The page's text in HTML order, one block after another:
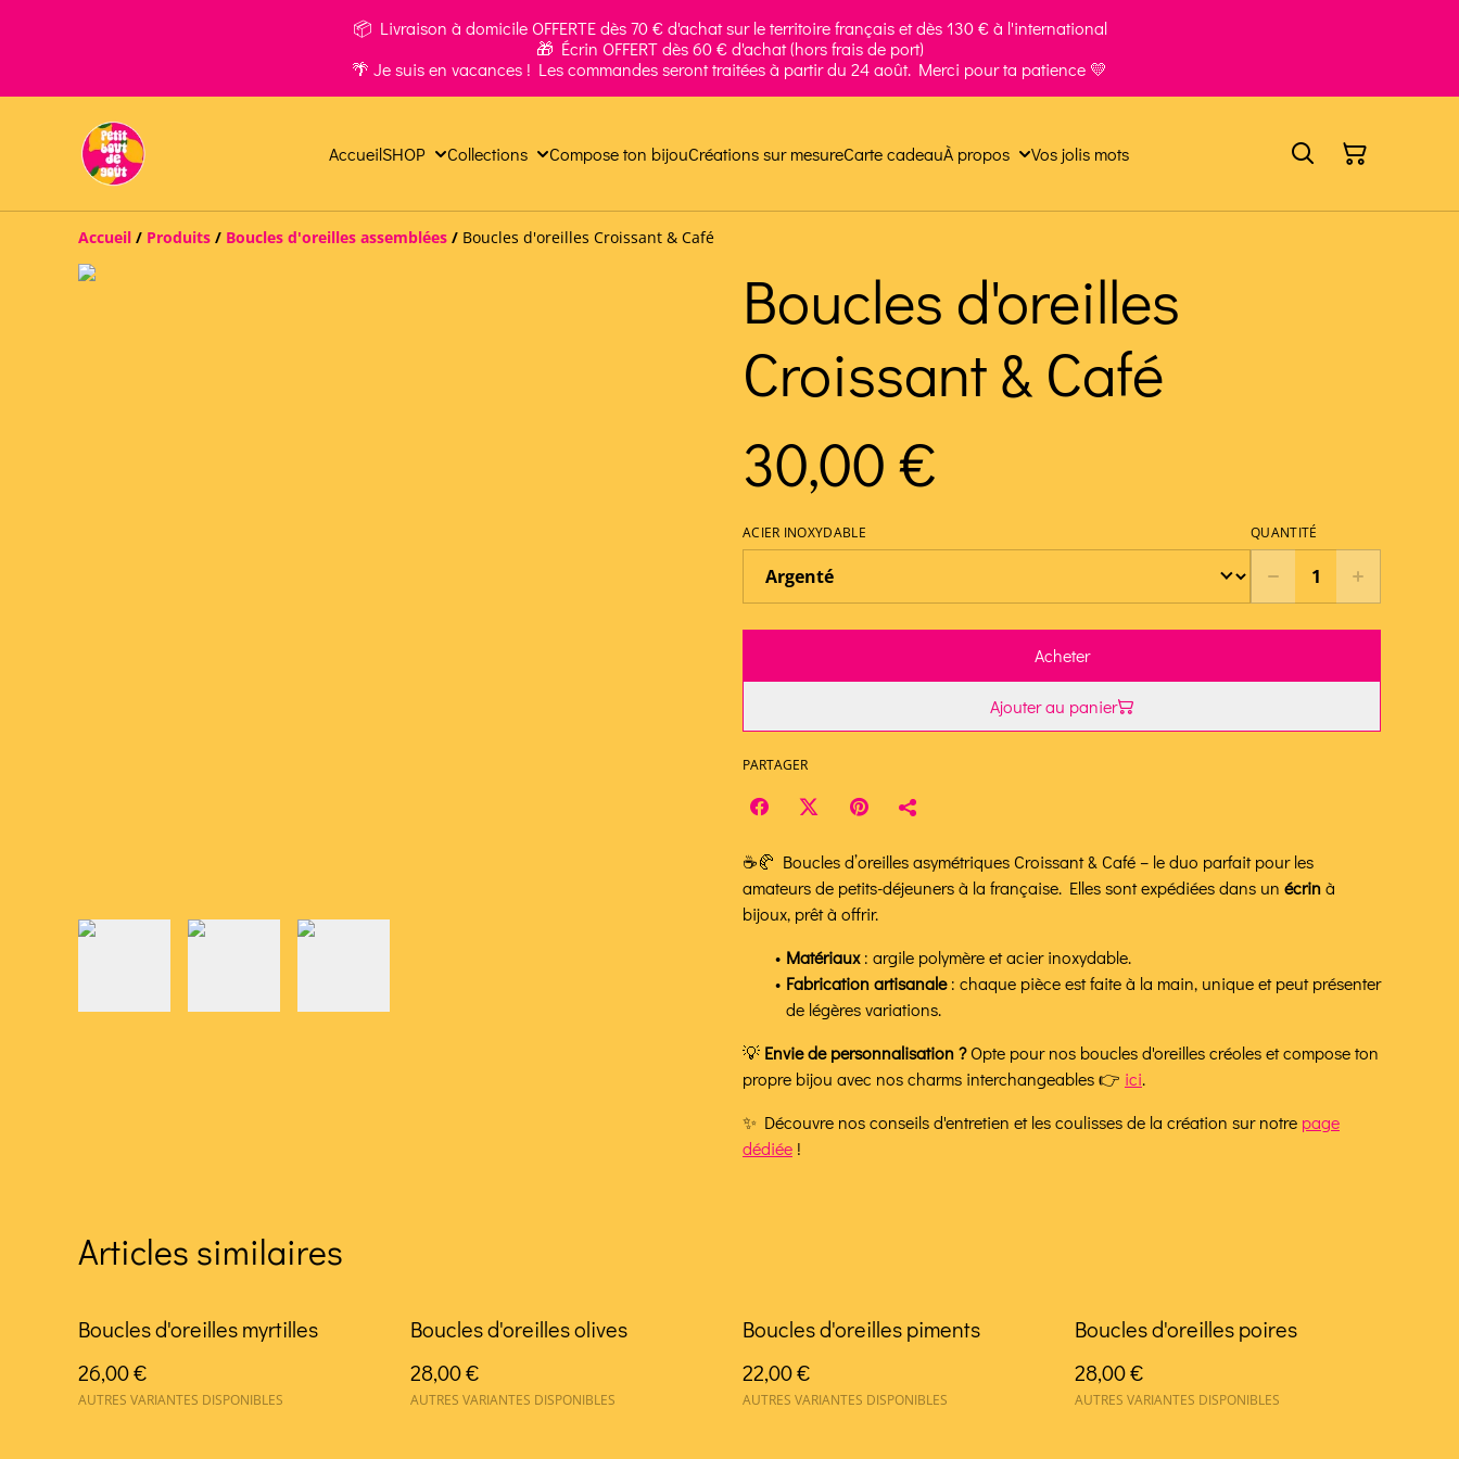
📦 Livraison à domicile OFFERTE dès 70 € d'achat sur le territoire français et dès 130 € à l'international
🎁 Écrin OFFERT dès 60 € d'achat (hors frais de port)
🌴 Je suis en vacances ! Les commandes seront traitées à partir du 24 août. Merci pour ta patience 💛
AccueilSHOP Collections Compose ton bijouCréations sur mesureCarte cadeauÀ propos Vos jolis mots
Accueil / Produits / Boucles d'oreilles assemblées / Boucles d'oreilles Croissant & Café
Boucles d'oreilles
Croissant & Café
30,00 €
ACIER INOXYDABLE QUANTITÉ
Acheter
Ajouter au panier
PARTAGER
☕🥐 Boucles d’oreilles asymétriques Croissant & Café – le duo parfait pour les
amateurs de petits-déjeuners à la française. Elles sont expédiées dans un écrinà
bijoux, prêt à offrir.
Matériaux: argile polymère et acier inoxydable.
Fabrication artisanale: chaque pièce est faite à la main, unique et peut présenter
de légères variations.
💡 Envie de personnalisation ?Opte pour nos boucles d'oreilles créoles et compose ton
propre bijou avec nos charms interchangeables 👉 ici.
✨ Découvre nos conseils d'entretien et les coulisses de la création sur notre page
dédiée !
Articles similaires
Boucles d'oreilles myrtilles
26,00 €
AUTRES VARIANTES DISPONIBLES
Boucles d'oreilles olives
28,00 €
AUTRES VARIANTES DISPONIBLES
Boucles d'oreilles piments
22,00 €
AUTRES VARIANTES DISPONIBLES
Boucles d'oreilles poires
28,00 €
AUTRES VARIANTES DISPONIBLES